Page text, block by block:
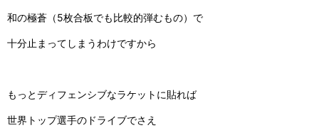
和の極蒼（5枚合板でも比較的弾むもの）で
十分止まってしまうわけですから
もっとディフェンシブなラケットに貼れば
世界トップ選手のドライブでさえ